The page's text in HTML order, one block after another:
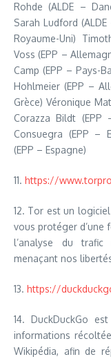
Rohde (ALDE –
Sarah Ludford
Royaume-Uni)
Voss (EPP –
Camp (EPP – Pays-
Hohlmeier (EPP –
Grèce) Véronique
Corazza Bildt (EPP
Consuegra (EPP –
(EPP – Espagne)
11. https://
12. Tor est un
vous protéger d’une
l’analyse du trafic
menaçant nos
13. https://
14. DuckDuckGo
informations
Wikipédia, afin de